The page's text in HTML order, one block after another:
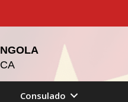
Consulado